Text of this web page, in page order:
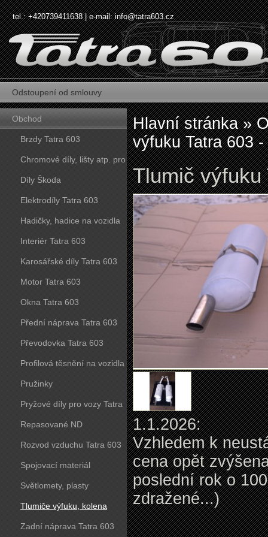
tel.: +420739411638 | e-mail:info@tatra603.cz
Odstoupení od smlouvy
Obchod
Brzdy Tatra 603
Chromové díly, lišty atp. pro
vozy Tatra 603
Díly Škoda
Elektrodíly Tatra 603
Hadičky, hadice na vozidla
Tatra 603
Interiér Tatra 603
Karosářské díly Tatra 603
Motor Tatra 603
Okna Tatra 603
Přední náprava Tatra 603
Převodovka Tatra 603
Profilová těsnění na vozidla
Tatra 603
Pružinky
Pryžové díly pro vozy Tatra
603
Repasované ND
Rozvod vzduchu Tatra 603
Spojovací materiál
Světlomety, plasty
Tlumiče výfuku, kolena
Zadní náprava Tatra 603
Hlavní stránka»
výfuku Tatra 603
Tlumič výfuku
1.1.2026:
Vzhledem k
cena opět
poslední rok o
zdražené...)